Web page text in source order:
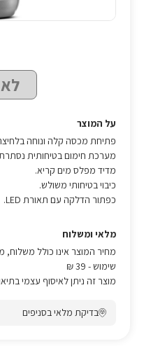
על המוצר
פתיחת מכסה קלה ונוחה
מערכת חימום בטיחותית נסתרת.
מדיד מפלס מים קריא.
כיבוי בטיחותי משולש.
כפתור הדלקה עם תאורת LED.
מלאי ומשלוח
מחיר המוצר אינו כולל משלוח,
שימוש- 39 ₪
מוצר זה ניתן לאיסוף עצמי בתיאום
בדיקת מלאי בסניפים